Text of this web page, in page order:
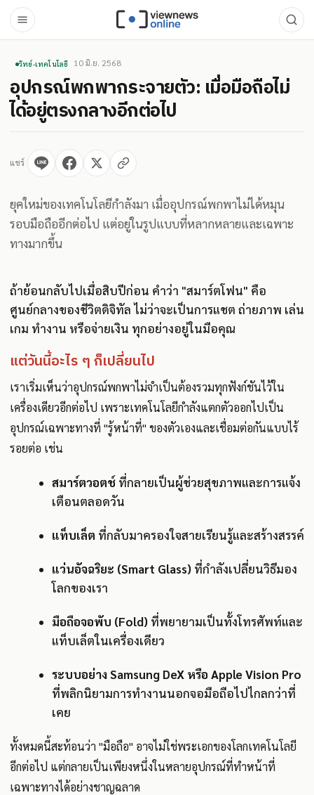
วิทย์-เทคโนโลยี 10 มิ.ย. 2568
อุปกรณ์พกพากระจายตัว: เมื่อมือถือไม่
ได้อยู่ตรงกลางอีกต่อไป
แชร์
ยุคใหม่ของเทคโนโลยีกำลังมา เมื่ออุปกรณ์พกพาไม่ได้หมุน
รอบมือถืออีกต่อไป แต่อยู่ในรูปแบบที่หลากหลายและเฉพาะ
ทางมากขึ้น
ถ้าย้อนกลับไปเมื่อสิบปีก่อน คำว่า "สมาร์ตโฟน" คือ
ศูนย์กลางของชีวิตดิจิทัล ไม่ว่าจะเป็นการแชต ถ่ายภาพ เล่น
เกม ทำงาน หรือจ่ายเงิน ทุกอย่างอยู่ในมือคุณ
แต่วันนี้อะไร ๆ ก็เปลี่ยนไป
เราเริ่มเห็นว่าอุปกรณ์พกพาไม่จำเป็นต้องรวมทุกฟังก์ชันไว้ใน
เครื่องเดียวอีกต่อไป เพราะเทคโนโลยีกำลังแตกตัวออกไปเป็น
อุปกรณ์เฉพาะทางที่ "รู้หน้าที่" ของตัวเองและเชื่อมต่อกันแบบไร้
รอยต่อ เช่น
สมาร์ตวอตช์ ที่กลายเป็นผู้ช่วยสุขภาพและการแจ้ง
เตือนตลอดวัน
แท็บเล็ต ที่กลับมาครองใจสายเรียนรู้และสร้างสรรค์
แว่นอัจฉริยะ (Smart Glass) ที่กำลังเปลี่ยนวิธีมอง
โลกของเรา
มือถือจอพับ (Fold) ที่พยายามเป็นทั้งโทรศัพท์และ
แท็บเล็ตในเครื่องเดียว
ระบบอย่าง Samsung DeX หรือ Apple Vision Pro
ที่พลิกนิยามการทำงานนอกจอมือถือไปไกลกว่าที่
เคย
ทั้งหมดนี้สะท้อนว่า "มือถือ" อาจไม่ใช่พระเอกของโลกเทคโนโลยี
อีกต่อไป แต่กลายเป็นเพียงหนึ่งในหลายอุปกรณ์ที่ทำหน้าที่
เฉพาะทางได้อย่างชาญฉลาด